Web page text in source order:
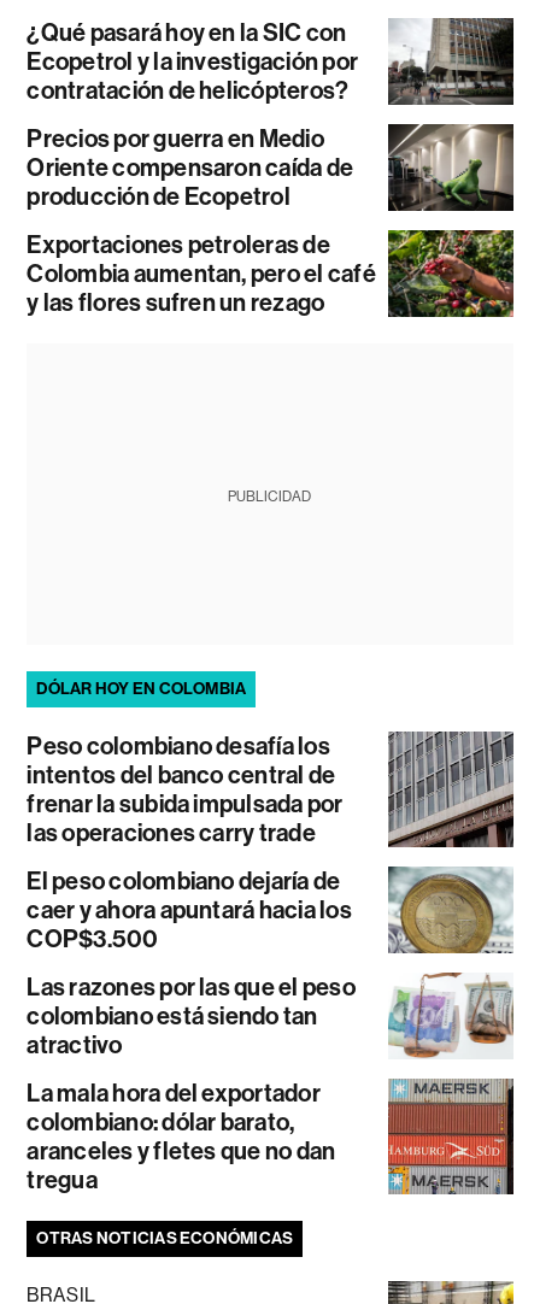
¿Qué pasará hoy en la SIC con
Ecopetrol y la investigación por
contratación de helicópteros?
Precios por guerra en Medio
Oriente compensaron caída de
producción de Ecopetrol
Exportaciones petroleras de
Colombia aumentan, pero el café
y las flores sufren un rezago
PUBLICIDAD
DÓLAR HOY EN COLOMBIA
Peso colombiano desafía los
intentos del banco central de
frenar la subida impulsada por
las operaciones carry trade
El peso colombiano dejaría de
caer y ahora apuntará hacia los
COP$3.500
Las razones por las que el peso
colombiano está siendo tan
atractivo
La mala hora del exportador
colombiano: dólar barato,
aranceles y fletes que no dan
tregua
OTRAS NOTICIAS ECONÓMICAS
BRASIL